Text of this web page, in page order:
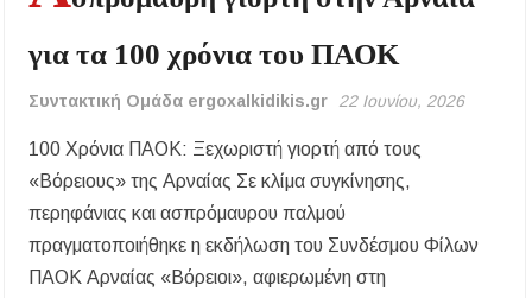
για τα 100 χρόνια του ΠΑΟΚ
Συντακτική Ομάδα ergoxalkidikis.gr 22 Ιουνίου, 2026
100 Χρόνια ΠΑΟΚ: Ξεχωριστή γιορτή από τους
«Βόρειους» της Αρναίας Σε κλίμα συγκίνησης,
περηφάνιας και ασπρόμαυρου παλμού
πραγματοποιήθηκε η εκδήλωση του Συνδέσμου Φίλων
ΠΑΟΚ Αρναίας «Βόρειοι», αφιερωμένη στη